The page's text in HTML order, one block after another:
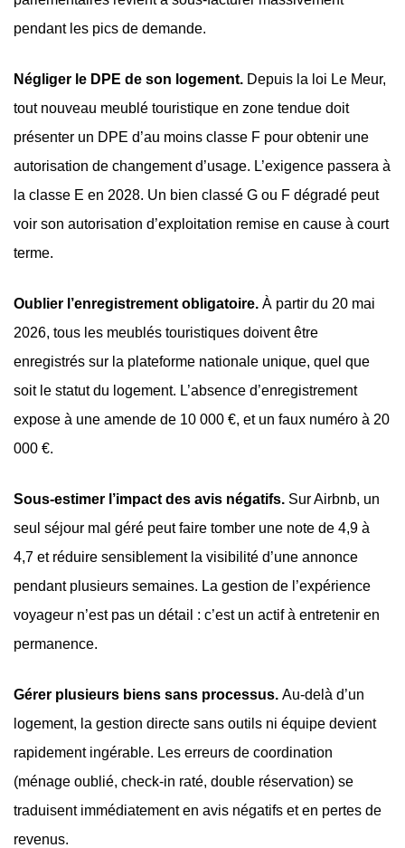
pendant les pics de demande.
Négliger le DPE de son logement. Depuis la loi Le Meur,
tout nouveau meublé touristique en zone tendue doit
présenter un DPE d’au moins classe F pour obtenir une
autorisation de changement d’usage. L’exigence passera à
la classe E en 2028. Un bien classé G ou F dégradé peut
voir son autorisation d’exploitation remise en cause à court
terme.
Oublier l’enregistrement obligatoire. À partir du 20 mai
2026, tous les meublés touristiques doivent être
enregistrés sur la plateforme nationale unique, quel que
soit le statut du logement. L’absence d’enregistrement
expose à une amende de 10 000 €, et un faux numéro à 20
000 €.
Sous-estimer l’impact des avis négatifs. Sur Airbnb, un
seul séjour mal géré peut faire tomber une note de 4,9 à
4,7 et réduire sensiblement la visibilité d’une annonce
pendant plusieurs semaines. La gestion de l’expérience
voyageur n’est pas un détail : c’est un actif à entretenir en
permanence.
Gérer plusieurs biens sans processus. Au-delà d’un
logement, la gestion directe sans outils ni équipe devient
rapidement ingérable. Les erreurs de coordination
(ménage oublié, check-in raté, double réservation) se
traduisent immédiatement en avis négatifs et en pertes de
revenus.